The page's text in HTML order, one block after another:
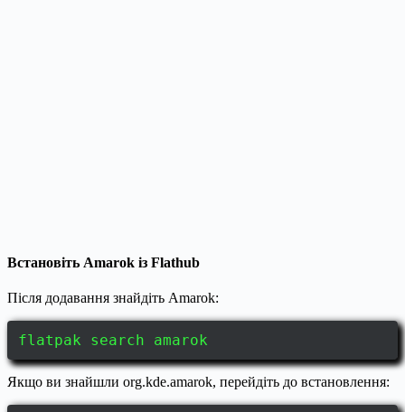
Встановіть Amarok із Flathub
Після додавання знайдіть Amarok:
flatpak search amarok
Якщо ви знайшли org.kde.amarok, перейдіть до встановлення: